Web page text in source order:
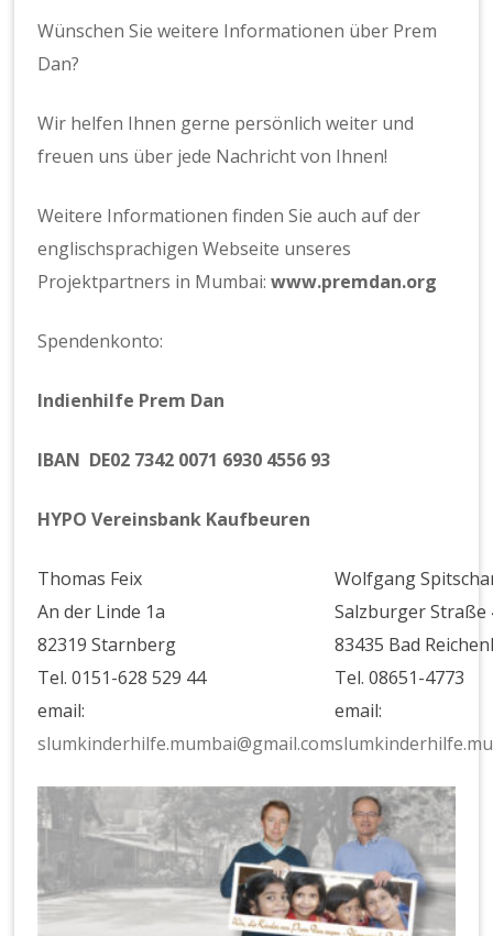
n.
e.
V.
Wünschen Sie weitere Informationen über Prem
Dan?
Wir helfen Ihnen gerne persönlich weiter und
freuen uns über jede Nachricht von Ihnen!
Weitere Informationen finden Sie auch auf der
englischsprachigen Webseite unseres
Projektpartners in Mumbai:www.premdan.org
Spendenkonto:
Indienhilfe Prem Dan
IBAN DE02 7342 0071 6930 4556 93
HYPO Vereinsbank Kaufbeuren
Thomas Feix
An der Linde 1a
82319 Starnberg
Tel. 0151-628 529 44
email:
slumkinderhilfe.mumbai@gmail.com
Wolfgang
Salzburger Straße
83435 Bad
Tel. 08651-4773
email: